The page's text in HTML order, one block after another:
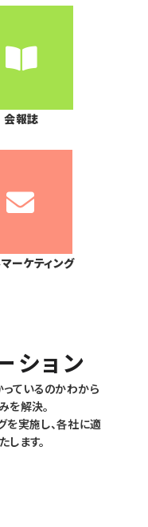
会報誌
ーケティング
ション
ているのかわから
を解決。
を実施し、各社に適
します。